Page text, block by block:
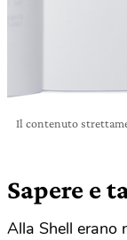
Il contenuto
Sapere e
Alla Shell erano